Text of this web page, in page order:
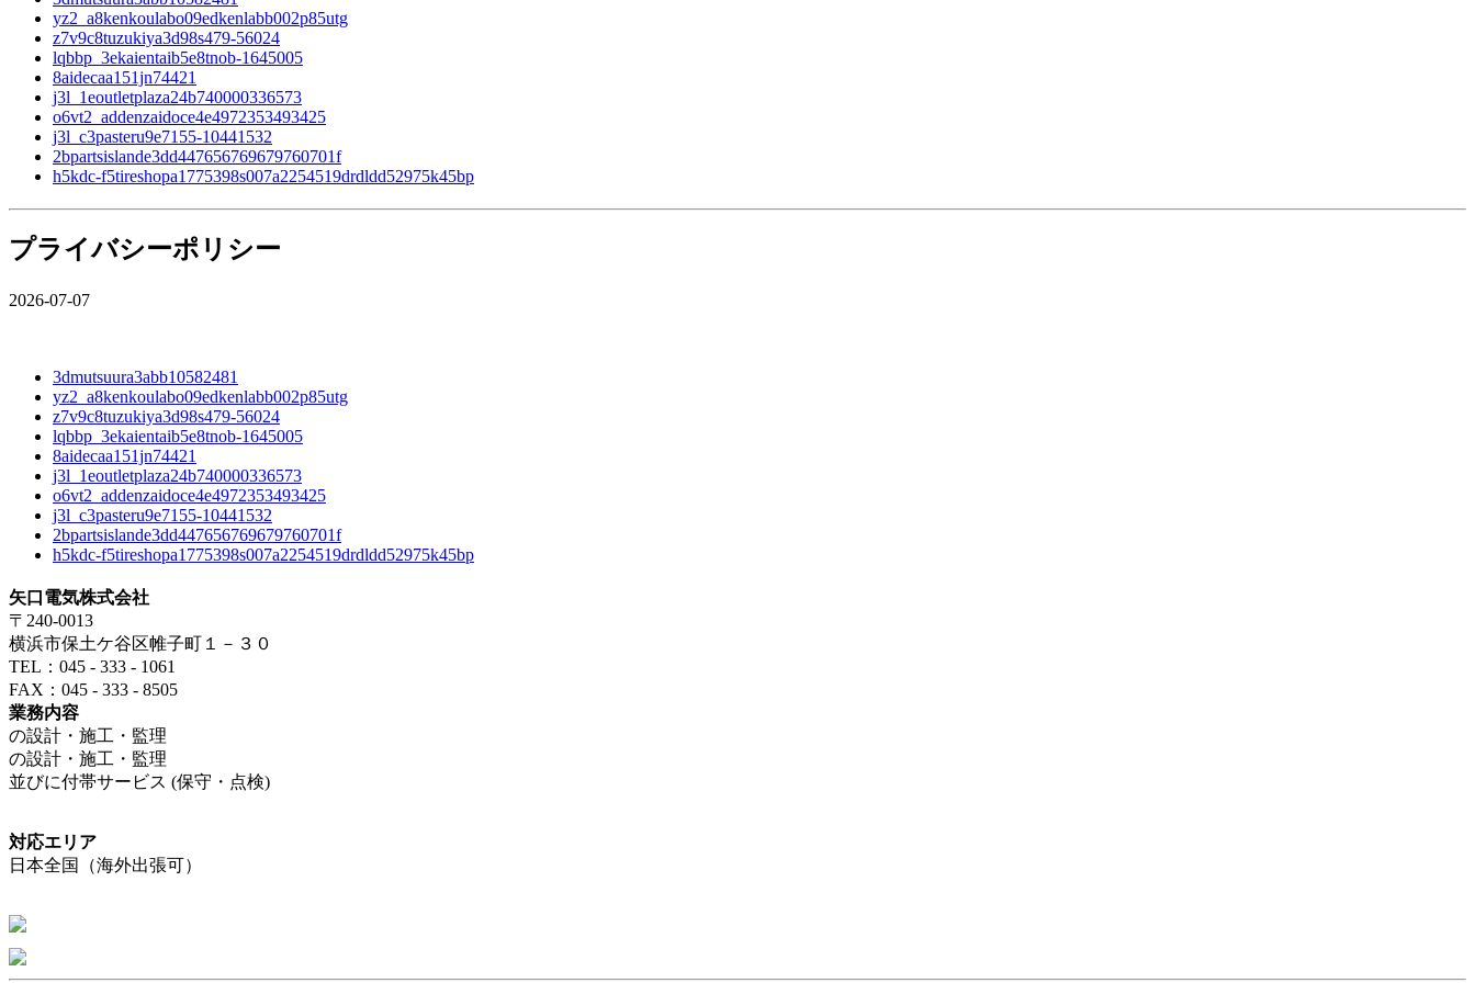
yz2_a8kenkoulabo09edkenlabb002p85utg
z7v9c8tuzukiya3d98s479-56024
lqbbp_3ekaientaib5e8tnob-1645005
8aidecaa151jn74421
j3l_1eoutletplaza24b740000336573
o6vt2_addenzaidoce4e4972353493425
j3l_c3pasteru9e7155-10441532
2bpartsislande3dd447656769679760701f
h5kdc-f5tireshopa1775398s007a2254519drdldd52975k45bp
プライバシーポリシー
2026-07-07
3dmutsuura3abb10582481
yz2_a8kenkoulabo09edkenlabb002p85utg
z7v9c8tuzukiya3d98s479-56024
lqbbp_3ekaientaib5e8tnob-1645005
8aidecaa151jn74421
j3l_1eoutletplaza24b740000336573
o6vt2_addenzaidoce4e4972353493425
j3l_c3pasteru9e7155-10441532
2bpartsislande3dd447656769679760701f
h5kdc-f5tireshopa1775398s007a2254519drdldd52975k45bp
矢口電気株式会社
〒240-0013
横浜市保土ケ谷区帷子町１－３０
TEL：045 - 333 - 1061
FAX：045 - 333 - 8505
業務内容
の設計・施工・監理
の設計・施工・監理
並びに付帯サービス (保守・点検)
対応エリア
日本全国（海外出張可）